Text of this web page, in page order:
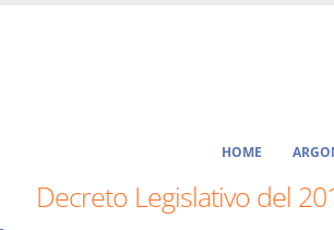
HOME
Decreto Legislativo del